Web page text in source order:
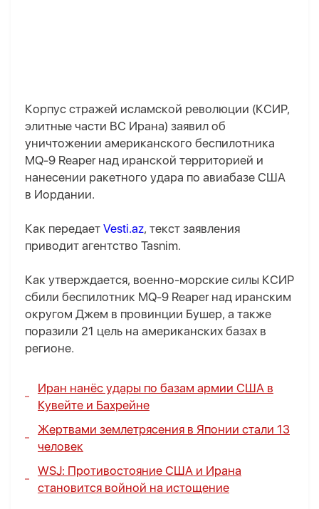
Корпус стражей исламской революции (КСИР,
элитные части ВС Ирана) заявил об
уничтожении американского беспилотника
MQ-9 Reaper над иранской территорией и
нанесении ракетного удара по авиабазе США
в Иордании.
Как передает Vesti.az, текст заявления
приводит агентство Tasnim.
Как утверждается, военно-морские силы КСИР
сбили беспилотник MQ-9 Reaper над иранским
округом Джем в провинции Бушер, а также
поразили 21 цель на американских базах в
регионе.
Иран нанёс удары по базам армии США в
Кувейте и Бахрейне
Жертвами землетрясения в Японии стали 13
человек
WSJ: Противостояние США и Ирана
становится войной на истощение